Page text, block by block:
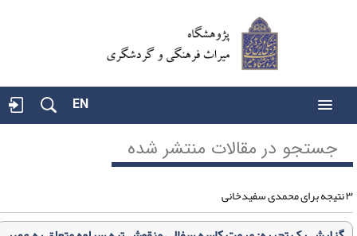
EN
جستجو در مقالات منتشر شده